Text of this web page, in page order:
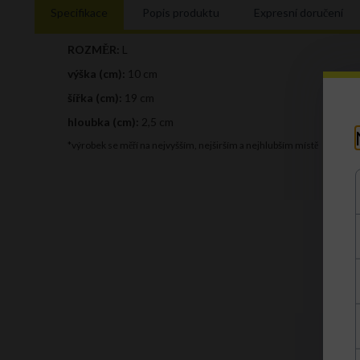
Popis produktu Expresní doručení
ROZMĚR: L
výška (cm):
10 cm
šířka (cm):
19 cm
hloubka (cm):
2,5 cm
*výrobek se měří na nejvyšším, nejširším a nejhlubším místě